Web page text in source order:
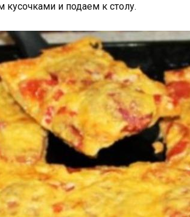
кусочками и подаем к столу.